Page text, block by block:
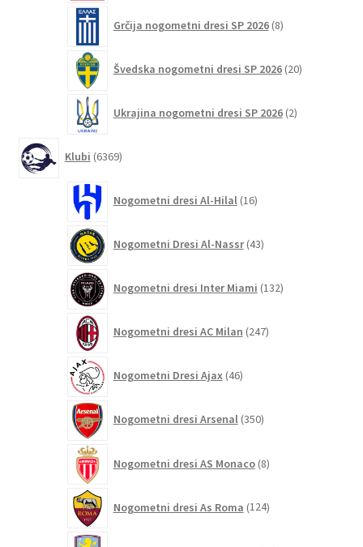
Grčija nogometni dresi SP 2026 8izdelkov
Švedska nogometni dresi SP 2026 20izdelkov
Ukrajina nogometni dresi SP 2026 2izdelka
Klubi 6369izdelkov
Nogometni dresi Al-Hilal 16izdelkov
Nogometni Dresi Al-Nassr 43izdelkov
Nogometni dresi Inter Miami 132izdelkov
Nogometni dresi AC Milan 247izdelkov
Nogometni Dresi Ajax 46izdelkov
Nogometni dresi Arsenal 350izdelkov
Nogometni dresi AS Monaco 8izdelkov
Nogometni dresi As Roma 124izdelkov